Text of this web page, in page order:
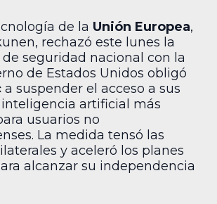
de la Unión Europea,
rechazó este lunes la
seguridad nacional con la
de Estados Unidos obligó
a suspender el acceso a sus
artificial más
usuarios no
La medida tensó las
y aceleró los planes
alcanzar su independencia